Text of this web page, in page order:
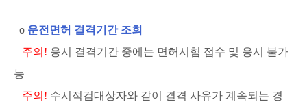
ο 운전면허 결격기간 조회
주의! 응시 결격기간 중에는 면허시험 접수 및 응시 불가
능
주의! 수시적검대상자와 같이 결격 사유가 계속되는 경